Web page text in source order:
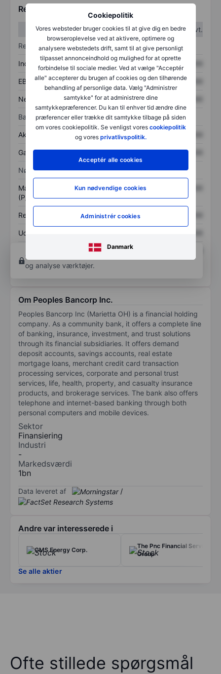
Cookiepolitik
Vores websteder bruger cookies til at give dig en bedre
browseroplevelse ved at aktivere, optimere og
analysere webstedets drift, samt til at give personligt
tilpasset annonceindhold og mulighed for at oprette
forbindelse til sociale medier. Ved at vælge "Acceptér
alle" accepterer du brugen af cookies og den tilhørende
behandling af personlige data. Vælg "Administrer
samtykke" for at administrere dine
samtykkepræferencer. Du kan til enhver tid ændre dine
præferencer eller trække dit samtykke tilbage på siden
om vores cookiepolitik. Se venligst vores cookiepolitik
og vores privatlivspolitik.
Acceptér alle cookies
Kun nødvendige cookies
Administrér cookies
Danmark
Regnskabstal
1. kvt.
2. kvt.
Resultatopgørelse
Indtægter XXXXXXX XXXXXXX
EBITDA XXXXXXX XXXXXXX
Nettoresultat XXXXXXX
Balance
Aktiver i alt XXXXXXX
Gæld XXXXXXX XXXXXXX
Nøgletal
Markedsværdi/omsætning
(P/S)
XXXXXXX
Resultat pr. aktie (EPS) XXXXXXX
Udbytte pr. aktie
XXXXXXX
Opret konto
og analyse værktøjer.
Om Peoples Bancorp Inc.
Peoples Bancorp Inc (Marietta OH) is a financial holding
company. As a community bank, it offers a complete line
of banking, insurance, investment, and trust solutions
through its financial subsidiaries. It offers demand
deposit accounts, savings accounts, real estate
mortgage loans, merchant credit card transaction
processing services, corporate and personal trust
services, life, health, property, and casualty insurance
products, and brokerage services. The bank also offers
telephone and internet-based banking through both
personal computers and mobile devices.
Sektor
Finansiering
Industri
-
Markedsværdi
1bn
Data leveret af /
Andre var interesserede i
CMS Energy Corp.
The Pnc Financial Services
Group
Se alle aktier
Ofte stillede spørgsmål